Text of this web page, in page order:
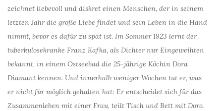
zeichnet liebevoll und diskret einen Menschen, der in seinem
letzten Jahr die große Liebe findet und sein Leben in die Hand
nimmt, bevor es dafür zu spät ist. Im Sommer 1923 lernt der
tuberkulosekranke Franz Kafka, als Dichter nur Eingeweihten
bekannt, in einem Ostseebad die 25-jährige Köchin Dora
Diamant kennen. Und innerhalb weniger Wochen tut er, was
er nicht für möglich gehalten hat: Er entscheidet sich für das
Zusammenleben mit einer Frau, teilt Tisch und Bett mit Dora.